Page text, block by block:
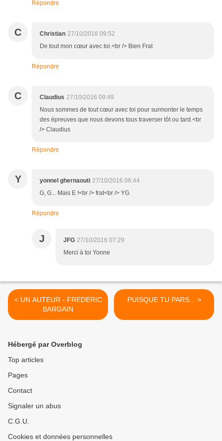
Répondre
C Christian 27/10/2016 09:52
De tout mon cœur avec toi.<br /> Bien Frat
Répondre
C Claudius 27/10/2016 09:49
Nous sommes de tout cœur avec toi pour surmonter le temps
des épreuves que nous devons tous traverser tôt ou tard.<br
/> Claudius
Répondre
Y yonnel ghernaouti 27/10/2016 06:44
G, G... Mais E !<br /> frat<br /> YG
Répondre
J JFG 27/10/2016 07:29
Merci à toi Yonne
< UN AUTEUR - FREDERIC
BARGAIN
PUISQUE TU PARS... >
Hébergé par Overblog
Top articles
Pages
Contact
Signaler un abus
C.G.U.
Cookies et données personnelles